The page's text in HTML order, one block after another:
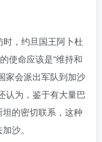
，约旦国王阿卜杜
使命应该是“维持和
家会派出军队到加沙
认为，鉴于有大量巴
的密切联系，这种
沙。